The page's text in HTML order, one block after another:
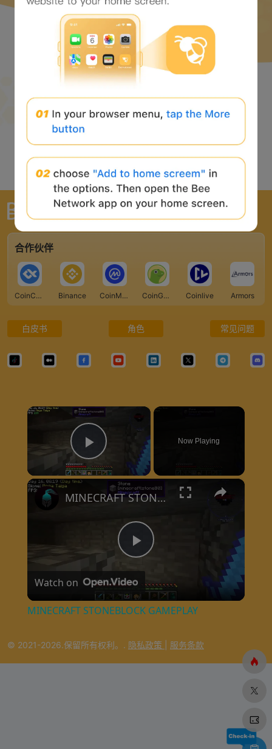
全球最大的 Web3 门户网站
合作伙伴
CoinCarp Binance CoinMarketCap CoinGecko Coinlive Armors
白皮书 角色 常见问题
×
Play Video
Now Playing
×
P
l
y
MINECRAFT STONEBLOCK GAMEPLAY
Watch on
MINECRAFT STONEBLOCK GAMEPLAY
© 2021-2026.保留所有权利。. 隐私政策 服务条款